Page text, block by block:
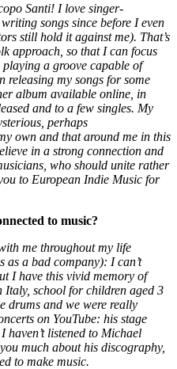
Santi! I love singer-
songs since before I even
still hold it against me). That’s
approach, so that I can focus
a groove capable of
releasing my songs for some
album available online, in
and to a few singles. My
perhaps
own and that around me in this
in a strong connection and
who should unite rather
to European Indie Music for
to music?
me throughout my life
as a bad company): I can’t
I have this vivid memory of
school for children aged 3
drums and we were really
on YouTube: his stage
haven’t listened to Michael
much about his discography,
to make music.